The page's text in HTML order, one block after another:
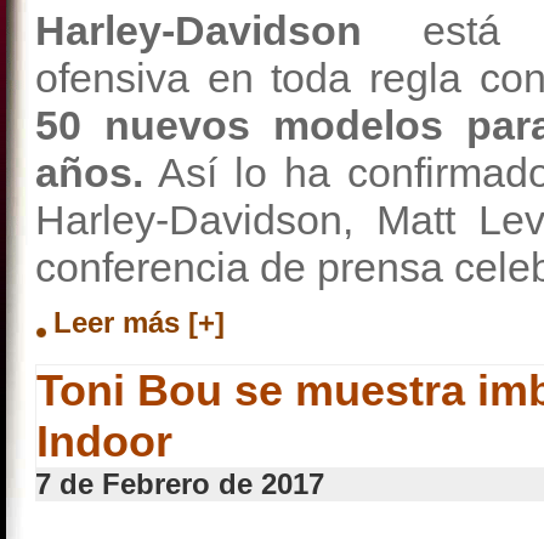
Harley-Davidson está
ofensiva en toda regla
50 nuevos modelos
años. Así lo ha
Harley-Davidson, Matt
conferencia de prensa
Leer más [+]
Toni Bou se muestra
Indoor
7 de Febrero de 2017